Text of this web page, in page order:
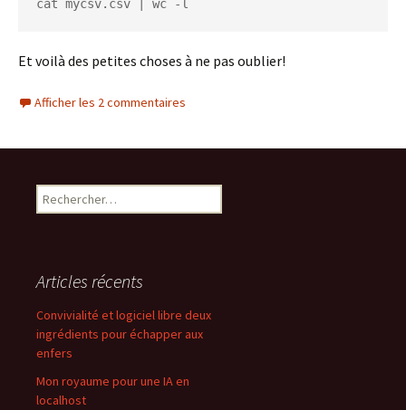
cat mycsv.csv wc -l
Et voilà des petites choses à ne pas oublier!
Afficher les 2 commentaires
Rechercher :
Articles récents
Convivialité et logiciel libre deux
ingrédients pour échapper aux
enfers
Mon royaume pour une IA en
localhost